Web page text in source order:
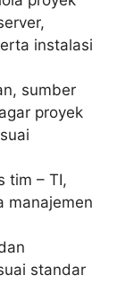
instalasi
sumber
proyek
tim – TI,
manajemen
standar